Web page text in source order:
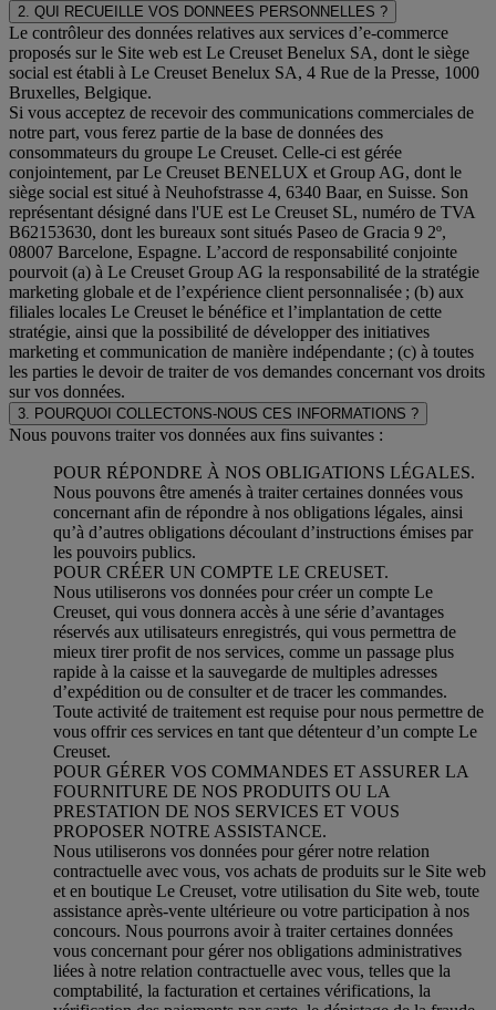
2. QUI RECUEILLE VOS DONNEES PERSONNELLES ?
Le contrôleur des données relatives aux services d’e-commerce
proposés sur le Site web est Le Creuset Benelux SA, dont le siège
social est établi à Le Creuset Benelux SA, 4 Rue de la Presse, 1000
Bruxelles, Belgique.
Si vous acceptez de recevoir des communications commerciales de
notre part, vous ferez partie de la base de données des
consommateurs du groupe Le Creuset. Celle-ci est gérée
conjointement, par Le Creuset BENELUX et Group AG, dont le
siège social est situé à Neuhofstrasse 4, 6340 Baar, en Suisse. Son
représentant désigné dans l'UE est Le Creuset SL, numéro de TVA
B62153630, dont les bureaux sont situés Paseo de Gracia 9 2º,
08007 Barcelone, Espagne. L’accord de responsabilité conjointe
pourvoit (a) à Le Creuset Group AG la responsabilité de la stratégie
marketing globale et de l’expérience client personnalisée ; (b) aux
filiales locales Le Creuset le bénéfice et l’implantation de cette
stratégie, ainsi que la possibilité de développer des initiatives
marketing et communication de manière indépendante ; (c) à toutes
les parties le devoir de traiter de vos demandes concernant vos droits
sur vos données.
3. POURQUOI COLLECTONS-NOUS CES INFORMATIONS ?
Nous pouvons traiter vos données aux fins suivantes :
POUR RÉPONDRE À NOS OBLIGATIONS LÉGALES.
Nous pouvons être amenés à traiter certaines données vous
concernant afin de répondre à nos obligations légales, ainsi
qu’à d’autres obligations découlant d’instructions émises par
les pouvoirs publics.
POUR CRÉER UN COMPTE LE CREUSET.
Nous utiliserons vos données pour créer un compte Le
Creuset, qui vous donnera accès à une série d’avantages
réservés aux utilisateurs enregistrés, qui vous permettra de
mieux tirer profit de nos services, comme un passage plus
rapide à la caisse et la sauvegarde de multiples adresses
d’expédition ou de consulter et de tracer les commandes.
Toute activité de traitement est requise pour nous permettre de
vous offrir ces services en tant que détenteur d’un compte Le
Creuset.
POUR GÉRER VOS COMMANDES ET ASSURER LA
FOURNITURE DE NOS PRODUITS OU LA
PRESTATION DE NOS SERVICES ET VOUS
PROPOSER NOTRE ASSISTANCE.
Nous utiliserons vos données pour gérer notre relation
contractuelle avec vous, vos achats de produits sur le Site web
et en boutique Le Creuset, votre utilisation du Site web, toute
assistance après-vente ultérieure ou votre participation à nos
concours. Nous pourrons avoir à traiter certaines données
vous concernant pour gérer nos obligations administratives
liées à notre relation contractuelle avec vous, telles que la
comptabilité, la facturation et certaines vérifications, la